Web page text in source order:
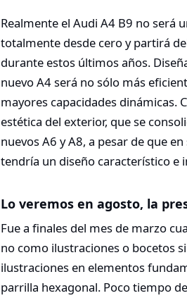
Realmente el Audi A4 B9 no será
totalmente desde cero y partirá
durante estos últimos años.
nuevo A4 será no sólo más
mayores capacidades dinámicas.
estética del exterior, que se
nuevos A6 y A8, a pesar de que
tendría un diseño característico e
Lo veremos en agosto, la
Fue a finales del mes de marzo
no como ilustraciones o bocetos
ilustraciones en elementos
parrilla hexagonal. Poco tiempo